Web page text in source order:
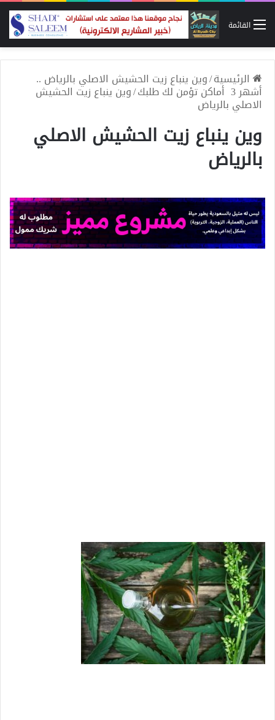
القائمة
الرئيسية/وين ينباع زيت الحشيش الاصلي بالرياض ..
أشهر 3 أماكن تؤمن لك طلبك /وين ينباع زيت الحشيش
الاصلي بالرياض
وين ينباع زيت الحشيش الاصلي
بالرياض